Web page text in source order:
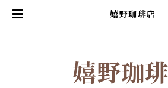
嬉野珈琲店
嬉野珈